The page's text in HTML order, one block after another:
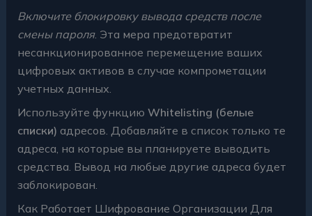
Включите блокировку вывода средств после
смены пароля. Эта мера предотвратит
несанкционированное перемещение ваших
цифровых активов в случае компрометации
учетных данных.
Используйте функцию Whitelisting (белые
списки) адресов. Добавляйте в список только те
адреса, на которые вы планируете выводить
средства. Вывод на любые другие адреса будет
заблокирован.
Как Работает Шифрование Организации Для